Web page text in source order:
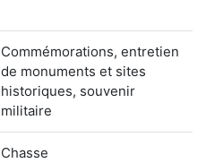
Commémorations, entretien
de monuments et sites
historiques, souvenir
militaire
Chasse